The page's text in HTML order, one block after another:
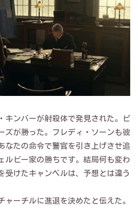
キンバーが射殺体で発見された。ピ
ズが勝った。フレディ・ソーンも彼
なたの命令で警官を引き上げさせ追
ルビー家の勝ちです。結局何も変わ
受けたキャンベルは、予想とは違う
ャーチルに進退を決めたと伝えた。